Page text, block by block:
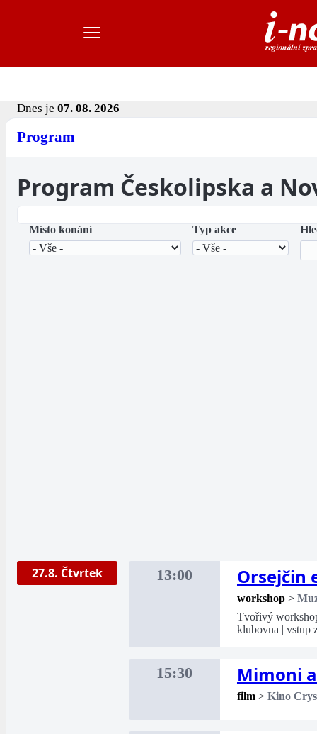
Dnes je 07. 08. 2026
Program
Program Českolipska a
Místo konání Typ akce
27.8. Čtvrtek 13:00 Orsejčin
workshop >
Tvořivý
klubovna | vstup
15:30 Mimoni
film > Kino